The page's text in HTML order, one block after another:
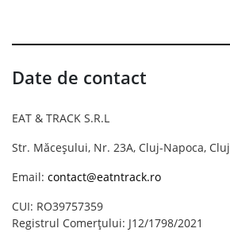
Date de contact
EAT & TRACK S.R.L
Str. Măceșului, Nr. 23A, Cluj-Napoca, Cluj
Email: contact@eatntrack.ro
CUI: RO39757359
Registrul Comerțului: J12/1798/2021